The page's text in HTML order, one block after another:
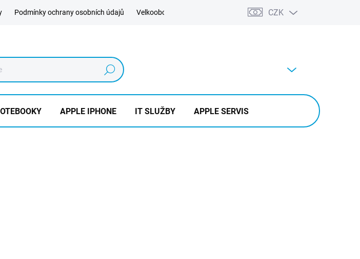
Podmínky ochrany osobních údajů Velkoobchod Výkup CZK
Hledat
APPLE IPHONE IT SLUŽBY APPLE SERVIS